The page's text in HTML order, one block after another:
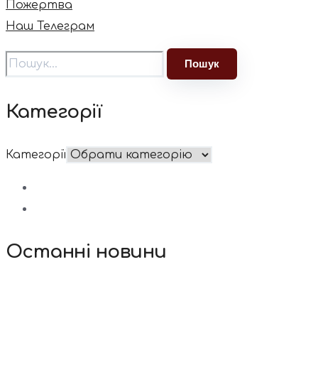
Пожертва
Наш Телеграм
Категорії
Категорії
Останні новини